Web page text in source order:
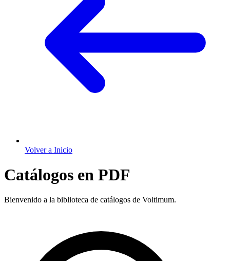
Volver a Inicio
Catálogos en PDF
Bienvenido a la biblioteca de catálogos de Voltimum.